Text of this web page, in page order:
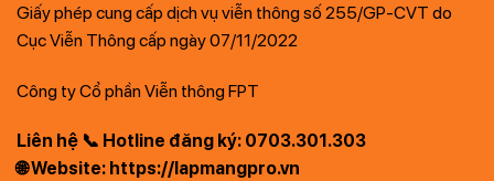
Giấy phép cung cấp dịch vụ viễn thông số 255/GP-CVT do
Cục Viễn Thông cấp ngày 07/11/2022
Công ty Cổ phần Viễn thông FPT
Liên hệ 📞 Hotline đăng ký: 0703.301.303
🌐 Website: https://lapmangpro.vn